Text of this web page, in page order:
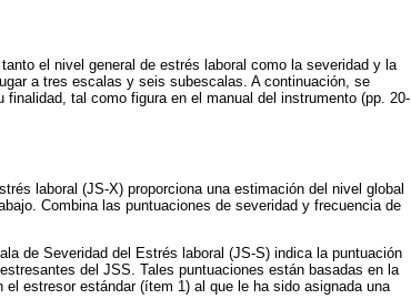
el nivel general de estrés laboral como la severidad y la
a tres escalas y seis subescalas. A continuación, se
tal como figura en el manual del instrumento (pp. 20-
laboral (JS-X) proporciona una estimación del nivel global
Combina las puntuaciones de severidad y frecuencia de
de Severidad del Estrés laboral (JS-S) indica la puntuación
del JSS. Tales puntuaciones están basadas en la
estresor estándar (ítem 1) al que le ha sido asignada una